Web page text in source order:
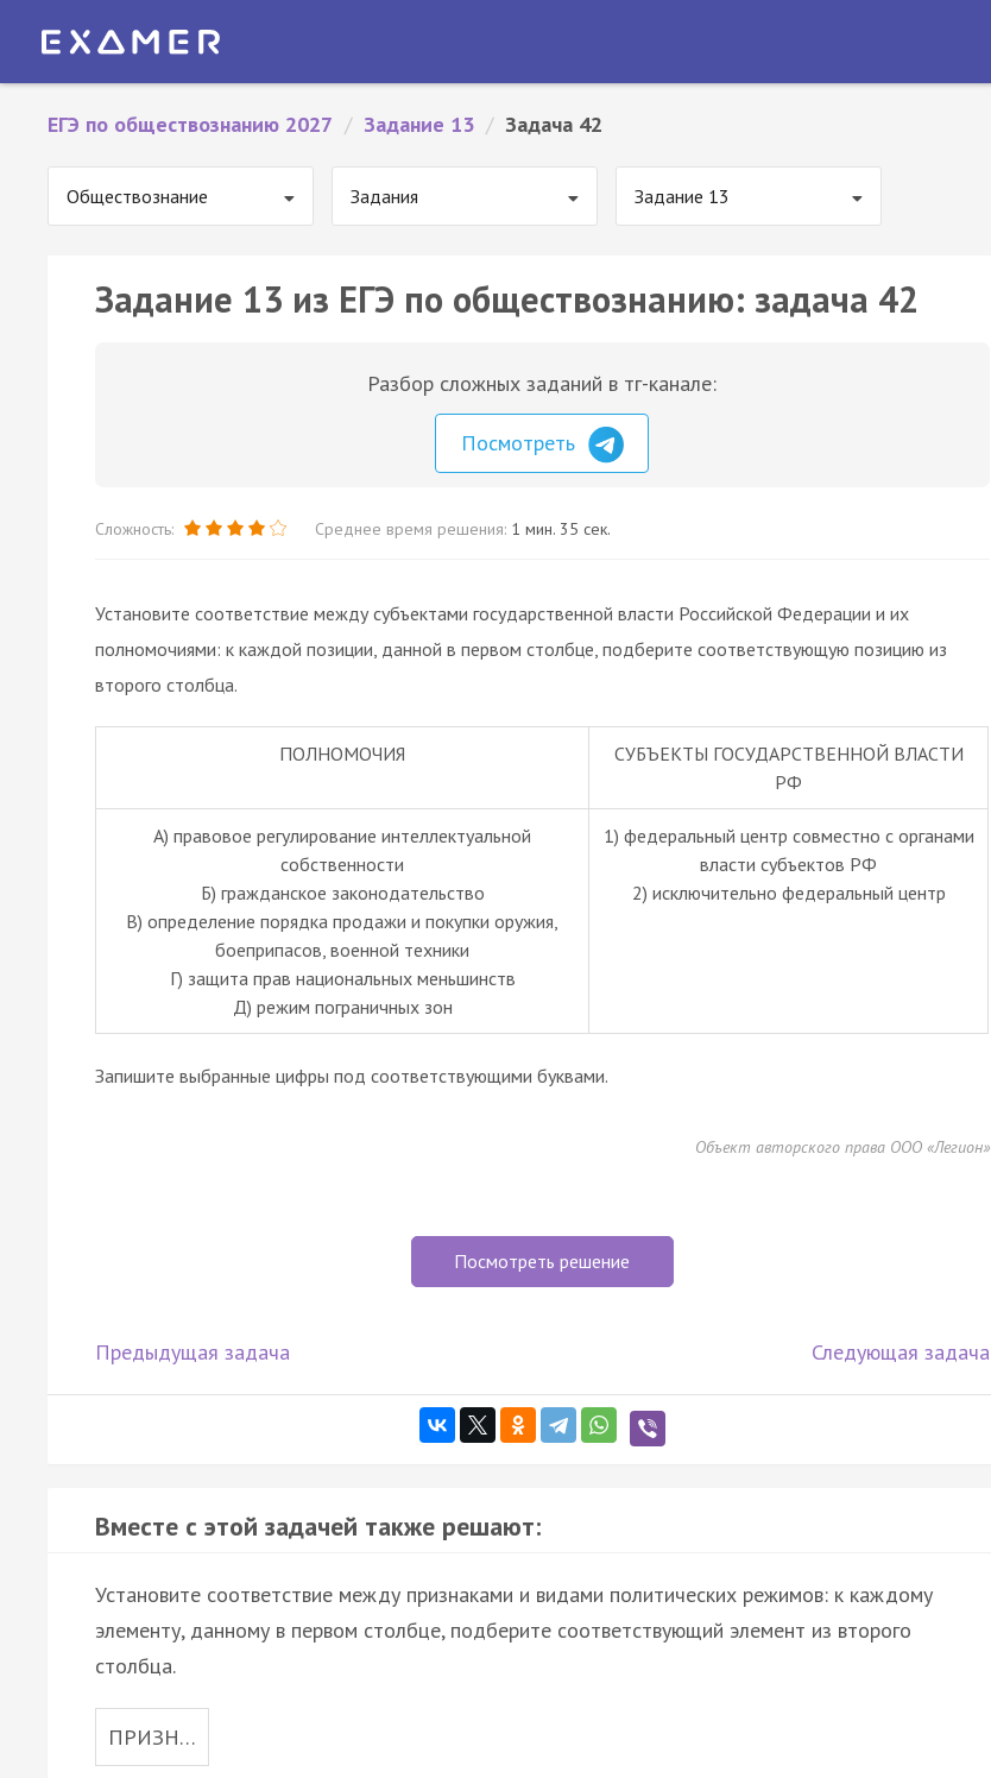
ЕГЭ по обществознанию 2027 / Задание 13 / Задача 42
Обществознание Задания Задание 13
Задание 13 из ЕГЭ по обществознанию: задача 42
Разбор сложных заданий в тг-канале:
Посмотреть
Сложность: Среднее время решения: 1 мин. 35 сек.
Установите соответствие между субъектами государственной власти Российской Федерации и их
полномочиями: к каждой позиции, данной в первом столбце, подберите соответствующую позицию из
второго столбца.
ПОЛНОМОЧИЯ
СУБЪЕКТЫ ГОСУДАРСТВЕННОЙ ВЛАСТИ
РФ
А) правовое регулирование интеллектуальной
собственности
Б) гражданское законодательство
B) определение порядка продажи и покупки оружия,
боеприпасов, военной техники
Г) защита прав национальных меньшинств
Д) режим пограничных зон
1) федеральный центр совместно с органами
власти субъектов РФ
2) исключительно федеральный центр
Запишите выбранные цифры под соответствующими буквами.
Объект авторского права ООО «Легион»
Посмотреть решение
Предыдущая задача Следующая задача
Вместе с этой задачей также решают:
Установите соответствие между признаками и видами политических режимов: к каждому
элементу, данному в первом столбце, подберите соответствующий элемент из второго
столбца.
ПРИЗН…